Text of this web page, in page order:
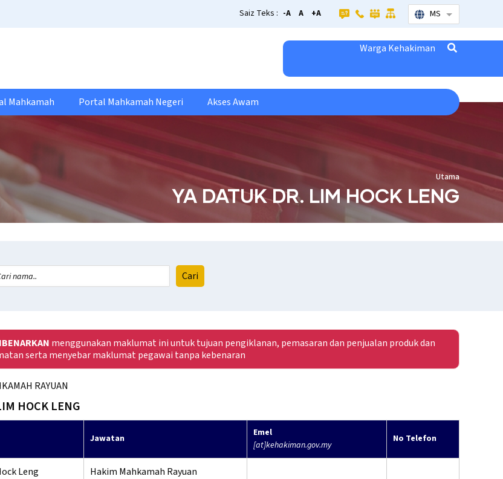
Saiz Teks : -A A +A MS List additional
Warga Kehakiman
Mahkamah Portal Mahkamah Negeri Akses Awam
YA DATUK DR. LIM HOCK LENG
Utama
menggunakan maklumat ini untuk tujuan pengiklanan, pemasaran dan penjualan produk dan
serta menyebar maklumat pegawai tanpa kebenaran
RAYUAN
HOCK LENG
Jawatan
Emel
[at]kehakiman.gov.my
No Telefon
Leng Hakim Mahkamah Rayuan